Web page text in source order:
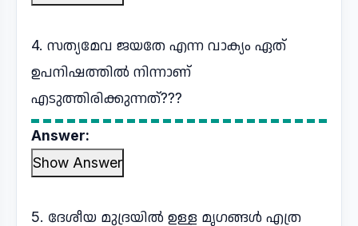
4. സത്യമേവ ജയതേ എന്ന വാക്യം ഏത്
ഉപനിഷത്തിൽ നിന്നാണ്
എടുത്തിരിക്കുന്നത്???
Answer:
Show Answer
5. ദേശീയ മുദ്രയിൽ ഉള്ള മൃഗങ്ങൾ എത്ര